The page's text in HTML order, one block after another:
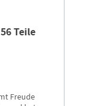
Teile
Freude